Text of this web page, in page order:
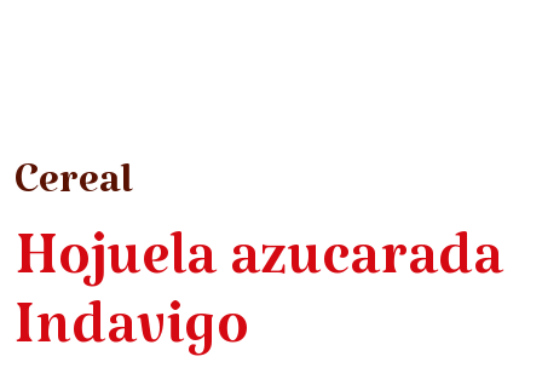
Cereal
Hojuela azucarada
Indavigo